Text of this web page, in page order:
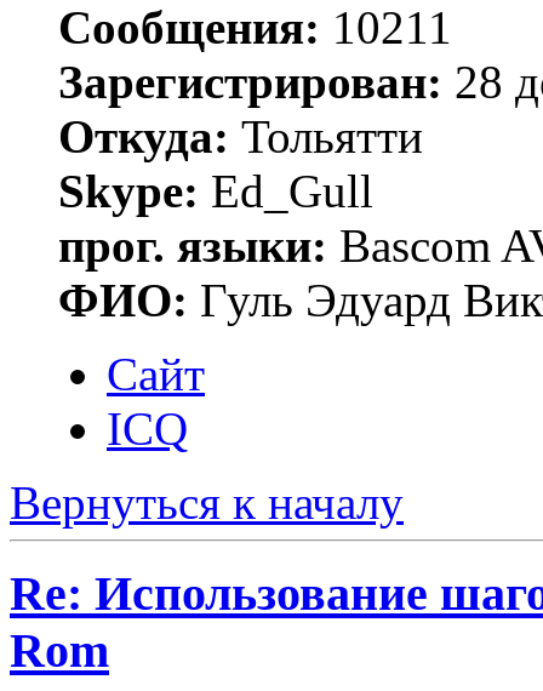
Сообщения: 10211
Зарегистрирован: 28
Откуда: Тольятти
Skype: Ed_Gull
прог. языки: Bascom
ФИО: Гуль Эдуард
Сайт
ICQ
Вернуться к началу
Re: Использование
Rom